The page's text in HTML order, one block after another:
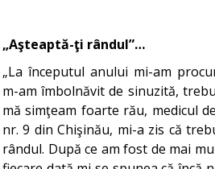
„Aşteaptă-ţi rândul”…
„La începutul anului mi-am
m-am îmbolnăvit de sinuzită,
mă simţeam foarte rău, medicul
nr. 9 din Chişinău, mi-a zis că
rândul. După ce am fost de mai